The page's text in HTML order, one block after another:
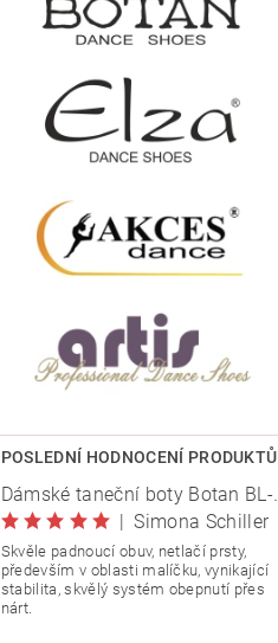
POSLEDNÍ HODNOCENÍ PRODUKTŮ
| Simona Schiller
Skvěle padnoucí obuv, netlačí prsty,
především v oblasti malíčku, vynikající
stabilita, skvělý systém obepnutí přes
nárt.